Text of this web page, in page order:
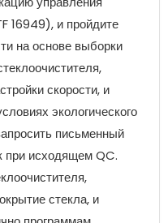
16949), и пройдите
на основе выборки
скорости, и
экологического
письменный
при исходящем QC.
стекла, и